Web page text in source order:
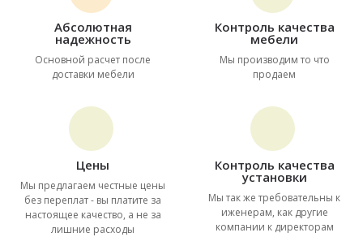
Абсолютная
надежность
Основной расчет после
доставки мебели
Контроль качества
мебели
Мы производим то что
продаем
Цены
Мы предлагаем честные цены
без переплат - вы платите за
настоящее качество, а не за
лишние расходы
Контроль качества
установки
Мы так же требовательны к
иженерам, как другие
компании к директорам